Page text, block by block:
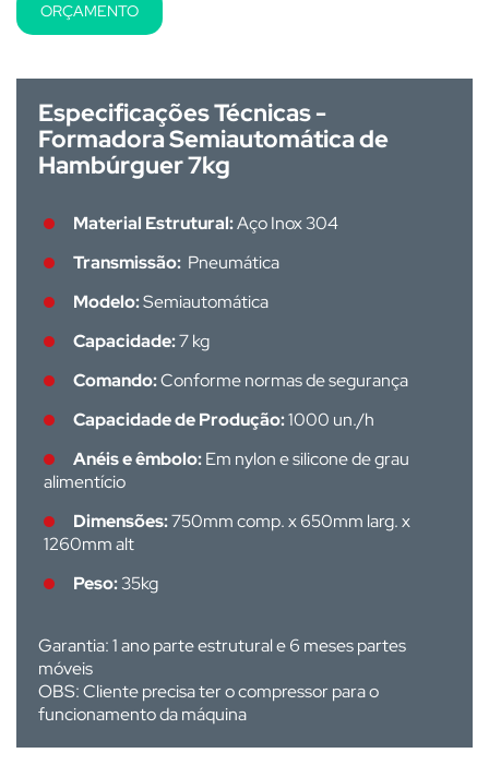
ORÇAMENTO
Especificações Técnicas -
Formadora Semiautomática de
Hambúrguer 7kg
Material Estrutural:Aço Inox 304
Transmissão: Pneumática
Modelo:Semiautomática
Capacidade:7 kg
Comando:Conforme normas de segurança
Capacidade de Produção:1000 un./h
Anéis e êmbolo:Em nylon e silicone de grau
alimentício
Dimensões:750mm comp. x 650mm larg. x
1260mm alt
Peso:35kg
Garantia: 1 ano parte estrutural e6 meses partes
móveis
OBS: Cliente precisa ter o compressor para o
funcionamento da máquina